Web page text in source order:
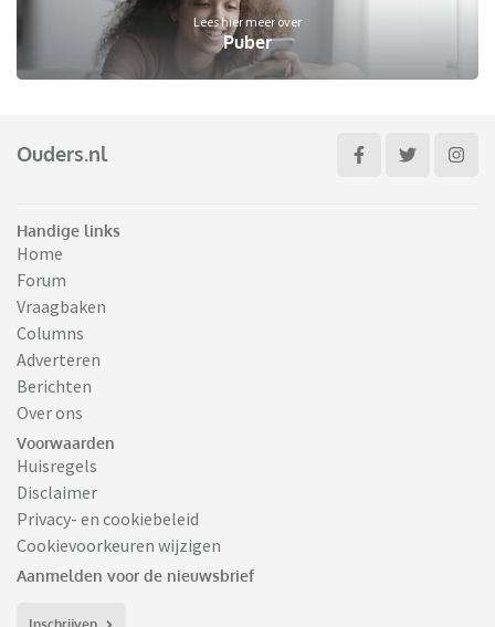
Lees hier meer over
Puber
Ouders.nl
Handige links
Home
Forum
Vraagbaken
Columns
Adverteren
Berichten
Over ons
Voorwaarden
Huisregels
Disclaimer
Privacy- en cookiebeleid
Cookievoorkeuren wijzigen
Aanmelden voor de nieuwsbrief